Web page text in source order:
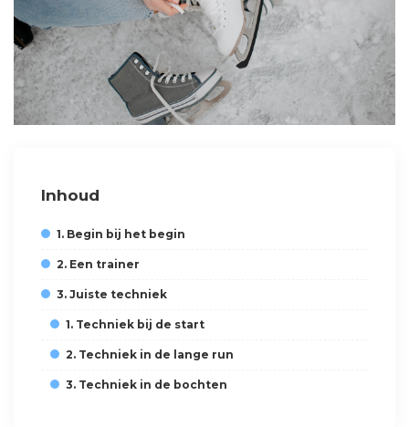
Inhoud
1. Begin bij het begin
2. Een trainer
3. Juiste techniek
1. Techniek bij de start
2. Techniek in de lange run
3. Techniek in de bochten